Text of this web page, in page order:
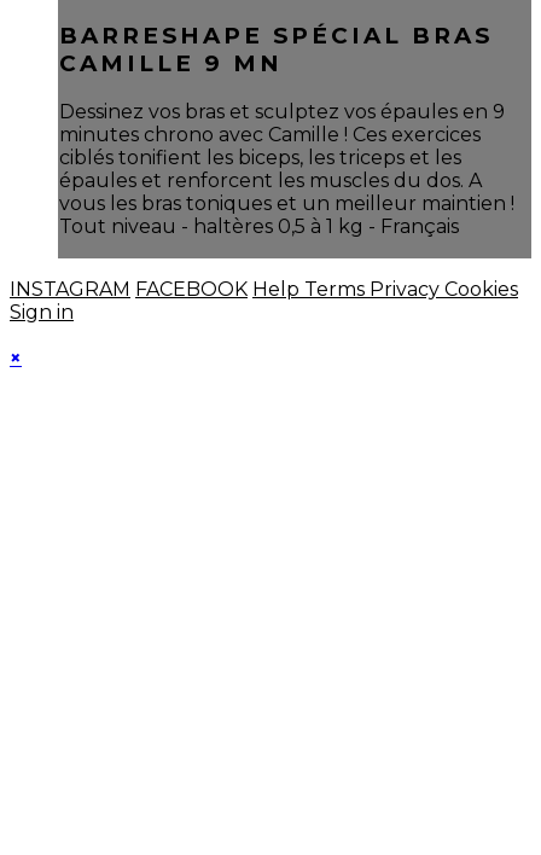
BARRESHAPE SPÉCIAL BRAS
CAMILLE 9 MN
Dessinez vos bras et sculptez vos épaules en 9
minutes chrono avec Camille ! Ces exercices
ciblés tonifient les biceps, les triceps et les
épaules et renforcent les muscles du dos. A
vous les bras toniques et un meilleur maintien !
Tout niveau - haltères 0,5 à 1 kg - Français
INSTAGRAM FACEBOOK Help Terms Privacy Cookies
Sign in
×